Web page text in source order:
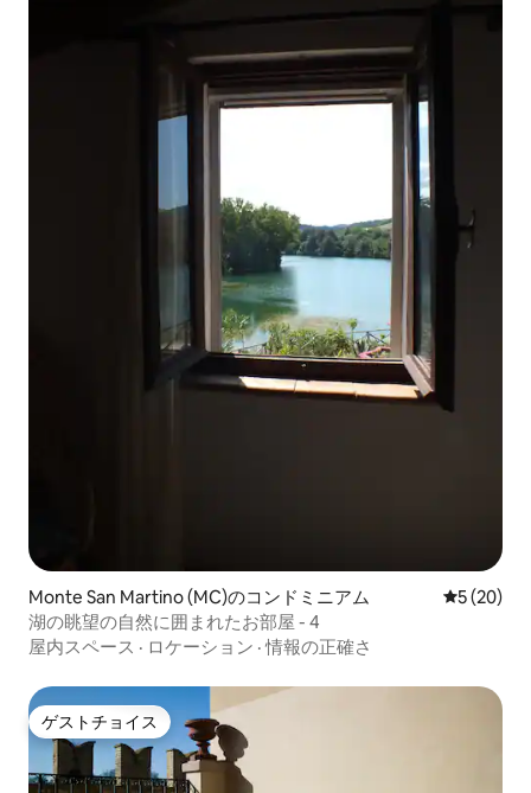
Monte San Martino (MC)のコンドミニアム レビュー
5 (20)
湖の眺望の自然に囲まれたお部屋 - 4
屋内スペース · ロケーション ·情報の正確さ
ゲストチョイス
ゲストチョイス